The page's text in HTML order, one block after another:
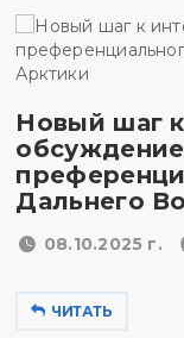
Новый шаг
Дальнего
08.10.2025 г.
ЧИТАТЬ